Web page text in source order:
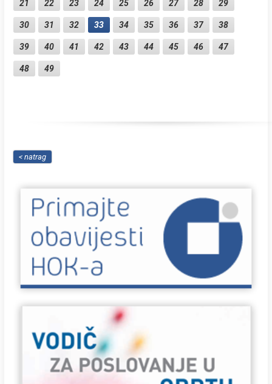
21 22 23 24 25 26 27 28 29
30 31 32 33 34 35 36 37 38
39 40 41 42 43 44 45 46 47
48 49
< natrag